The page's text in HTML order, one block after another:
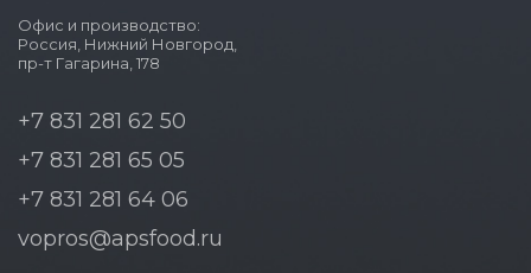
Офис и производство:
Россия, Нижний Новгород,
пр-т Гагарина, 178
+7 831 281 62 50
+7 831 281 65 05
+7 831 281 64 06
vopros@apsfood.ru